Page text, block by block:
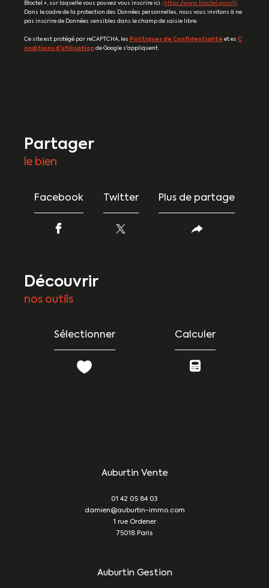
Bloctel », sur laquelle vous pouvez vous inscrire ici : https://www.bloctel.gouv.fr.
Dans le cadre de la protection des Données personnelles, nous vous invitons à ne
pas inscrire de Données sensibles dans le champ de saisie libre.
Ce site est protégé par reCAPTCHA, les Politiques de Confidentialité et es C
onditions d'utilisation de Google s'appliquent.
partager
le bien
Facebook Twitter Plus de partage
découvrir
nos outils
Sélectionner Calculer
Auburtin Vente
01 42 05 84 03
damien@auburtin-immo.com
1 rue Ordener
75018
Paris
Auburtin Gestion